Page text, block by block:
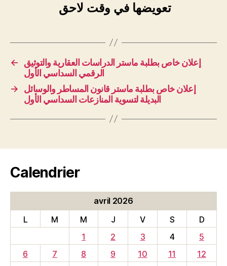
تعويضها في وقت لاحق
←
إعلان خاص بطلبة ماستر الدراسات العقارية والتوثيق
الرقمي السداسي الأول
→
إعلان خاص بطلبة ماستر قانون المساطر والوسائل
البديلة لتسوية المنازعات السداسي الأول
Calendrier
avril 2026
L
M M J V S
D
1
2 3 4
5
6
7 8 9 10 11
12